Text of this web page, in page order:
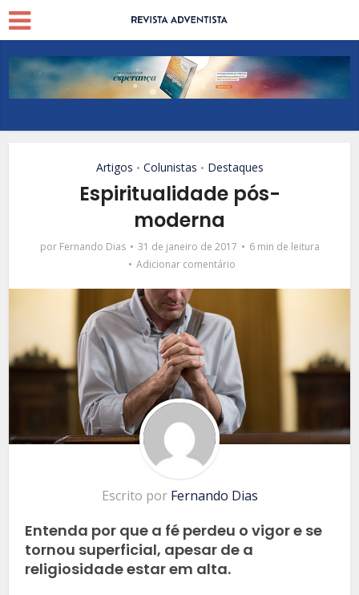
Artigos • Colunistas • Destaques
Espiritualidade pós-
moderna
por Fernando Dias 31 de janeiro de 2017
6 min de leitura
Adicionar comentário
Escrito por Fernando Dias
Entenda por que a fé perdeu o vigor e se
tornou superficial, apesar de a
religiosidade estar em alta.